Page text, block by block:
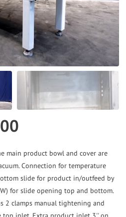
the
selected
search
result.
Touch
device
can
use
and
swipe
gestures.
main product bowl and cover are
Connection for temperature
slide for product in/outfeed by
for slide opening top and bottom.
2 clamps manual tightening and